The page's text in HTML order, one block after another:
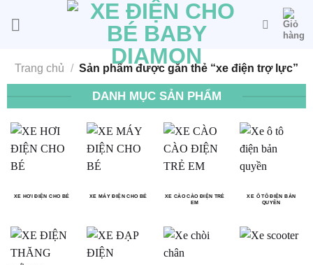
Trang chủ / Sản phẩm được gắn thẻ “xe điện trợ lực”
DANH MỤC SẢN PHẨM
XE HƠI ĐIỆN CHO BÉ XE MÁY ĐIỆN CHO BÉ
XE CÀO CÀO ĐIỆN TRẺ
EM
XE Ô TÔ ĐIỆN BẢN
QUYỀN